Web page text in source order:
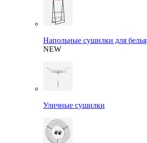
Напольные сушилки для белья
NEW
Уличные сушилки